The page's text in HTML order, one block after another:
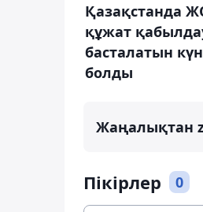
Қазақстанда
құжат
басталатын күн
болды
Жаңалықтан
Пікірлер 0